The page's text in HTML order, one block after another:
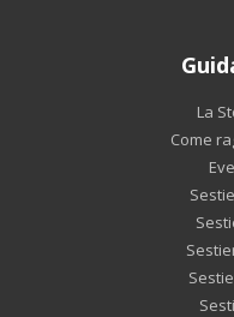
La
Come